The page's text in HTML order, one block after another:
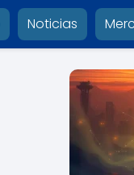
Noticias